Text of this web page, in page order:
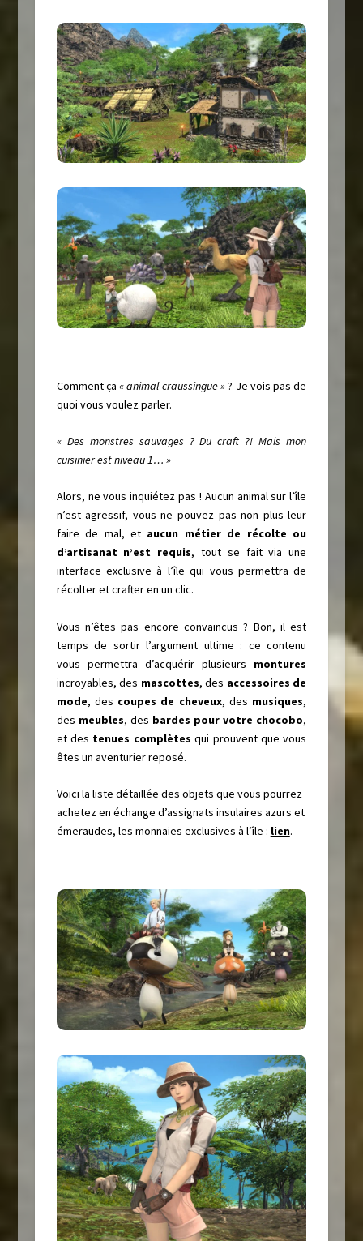
Comment ça« animal craussingue »? Je vois pas de
quoi vous voulez parler.
« Des monstres sauvages ? Du craft ?! Mais mon
cuisinier est niveau 1… »
Alors, ne vous inquiétez pas ! Aucun animal sur l’île
n’est agressif, vous ne pouvez pas non plus leur
faire de mal, et aucun métier de récolte ou
d’artisanat n’est requis, tout se fait via une
interface exclusive à l’île qui vous permettra de
récolter et crafter en un clic.
Vous n’êtes pas encore convaincus ? Bon, il est
temps de sortir l’argument ultime : ce contenu
vous permettra d’acquérir plusieurs montures
incroyables, des mascottes, des accessoires de
mode, des coupes de cheveux, des musiques,
des meubles, des bardes pour votre chocobo,
et des tenues complètes qui prouvent que vous
êtes un aventurier reposé.
Voici la liste détaillée des objets que vous pourrez
achetez en échange d’assignats insulaires azurs et
émeraudes, les monnaies exclusives à l’île : lien.